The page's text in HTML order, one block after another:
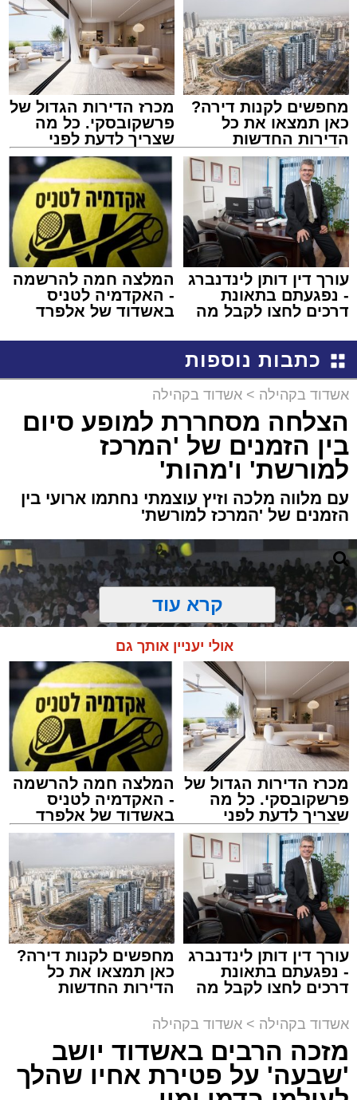
מחפשים לקנות דירה?
כאן תמצאו את כל
הדירות החדשות
למכירה באשדוד >>>
מכרז הדירות הגדול של
פרשקובסקי. כל מה
שצריך לדעת לפני
שמגישים הצעה לדירה
באשדוד
עורך דין דותן לינדנברג
- נפגעתם בתאונת
דרכים לחצו לקבל מה
המלצה חמה להרשמה
- האקדמיה לטניס
באשדוד של אלפרד
כתבות נוספות
אשדוד בקהילה > אשדוד בקהילה
הצלחה מסחררת למופע סיום
בין הזמנים של 'המרכז
למורשת' ו'מהות'
עם מלווה מלכה וזיץ עוצמתי נחתמו ארועי בין
הזמנים של 'המרכז למורשת'
זיץ המרכז למורשת
מנהל האתר / 08:55 09.08.26
תגים:אבי אמסלם, המרכז למורשת, מהות,
אזולאי
לקראת סיום בין הזמנים נערך אמש מופע סיום בין
הזמנים ומלווה מלכה על ידי "המרכז למורשת"
בראשות מ"מ ראש העיר הרב אבי אמסלם בשיתוף
הרשות העירונית 'מהות' בראשות יו"ר הדירקטוריון
קרא עוד
אולי יעניין אותך גם
מכרז הדירות הגדול של
פרשקובסקי. כל מה
שצריך לדעת לפני
שמגישים הצעה לדירה
באשדוד
המלצה חמה להרשמה
- האקדמיה לטניס
באשדוד של אלפרד
קריאולנסקי - לילדים
עורך דין דותן לינדנברג
- נפגעתם בתאונת
דרכים לחצו לקבל מה
מחפשים לקנות דירה?
כאן תמצאו את כל
הדירות החדשות
אשדוד בקהילה > אשדוד בקהילה
מזכה הרבים באשדוד יושב
'שבעה' על פטירת אחיו שהלך